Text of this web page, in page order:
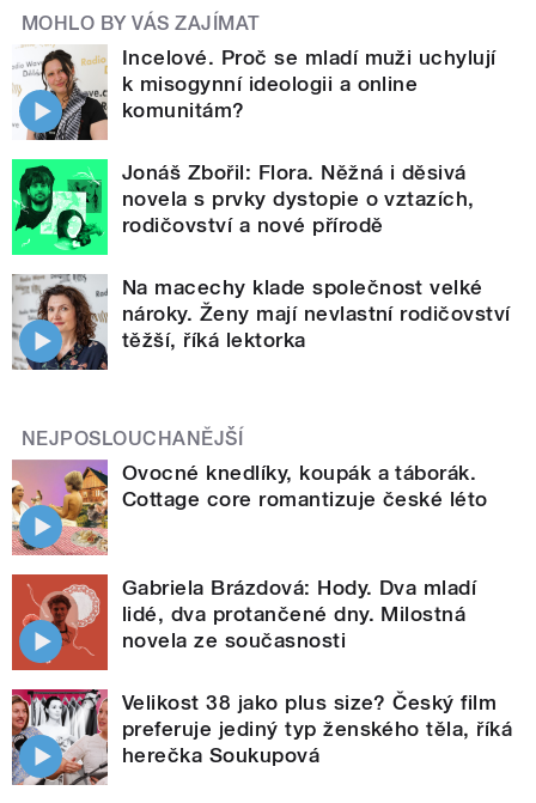
MOHLO BY VÁS ZAJÍMAT
Incelové. Proč se mladí muži uchylují
k misogynní ideologii a online
komunitám?
Jonáš Zbořil: Flora. Něžná i děsivá
novela s prvky dystopie o vztazích,
rodičovství a nové přírodě
Na macechy klade společnost velké
nároky. Ženy mají nevlastní rodičovství
těžší, říká lektorka
NEJPOSLOUCHANĚJŠÍ
Ovocné knedlíky, koupák a táborák.
Cottage core romantizuje české léto
Gabriela Brázdová: Hody. Dva mladí
lidé, dva protančené dny. Milostná
novela ze současnosti
Velikost 38 jako plus size? Český film
preferuje jediný typ ženského těla, říká
herečka Soukupová